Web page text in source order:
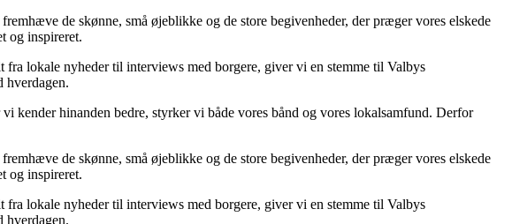
de skønne, små øjeblikke og de store begivenheder, der præger vores elskede
og inspireret.
lokale nyheder til interviews med borgere, giver vi en stemme til Valbys
hverdagen.
kender hinanden bedre, styrker vi både vores bånd og vores lokalsamfund. Derfor
de skønne, små øjeblikke og de store begivenheder, der præger vores elskede
og inspireret.
lokale nyheder til interviews med borgere, giver vi en stemme til Valbys
hverdagen.